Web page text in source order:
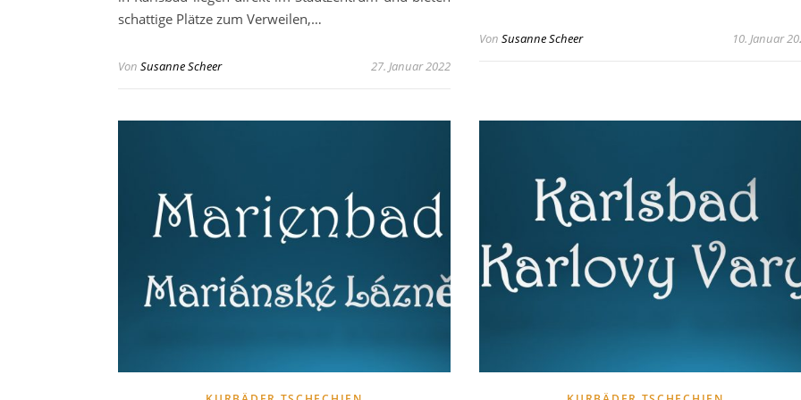
schattige Plätze zum Verweilen,…
Von Susanne Scheer 27. Januar 2022
Von Susanne Scheer 10. Januar